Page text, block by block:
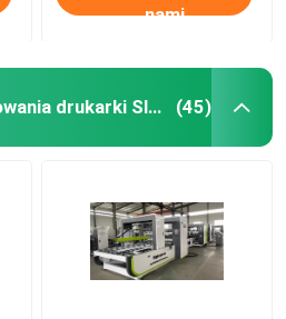
nami
Maszyna do sztancowania drukarki Slotter (45)